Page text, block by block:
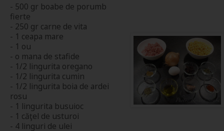
- 500 gr boabe de porumb
fierte
- 250 gr carne de vita
- 1 ceapa mare
- 1 ou
- o mana de stafide
- 1/2 lingurita oregano
- 1/2 lingurita cumin
- 1/2 lingurita boia de ardei
rosu
- 1 lingurita busuioc
- 1 căţel de usturoi
- 4 linguri de ulei